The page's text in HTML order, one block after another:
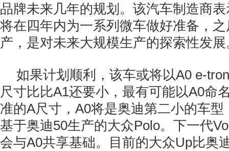
品牌未来几年的规划。该汽车制造商
将在四年内为一系列微车做好准备，
产，是对未来大规模生产的探索性发展
如果计划顺利，该车或将以A0 e-
尺寸比比A1还要小，最有可能以A0命
准的A尺寸，A0将是奥迪第二小的车型
基于奥迪50生产的大众Polo。下一代
会与A0共享基础。目前的大众Up比奥